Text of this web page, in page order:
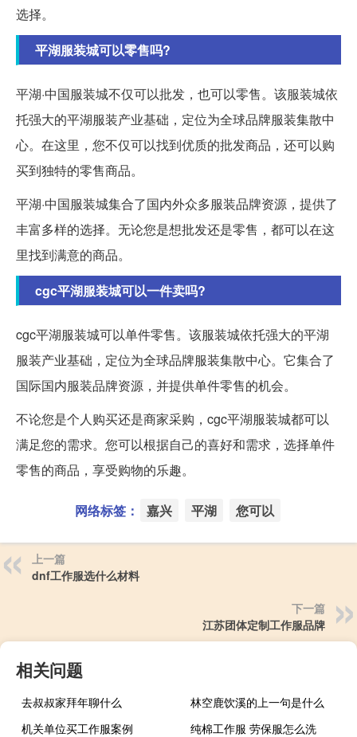
选择。
平湖服装城可以零售吗?
平湖·中国服装城不仅可以批发，也可以零售。该服装城依
托强大的平湖服装产业基础，定位为全球品牌服装集散中
心。在这里，您不仅可以找到优质的批发商品，还可以购
买到独特的零售商品。
平湖·中国服装城集合了国内外众多服装品牌资源，提供了
丰富多样的选择。无论您是想批发还是零售，都可以在这
里找到满意的商品。
cgc平湖服装城可以一件卖吗?
cgc平湖服装城可以单件零售。该服装城依托强大的平湖
服装产业基础，定位为全球品牌服装集散中心。它集合了
国际国内服装品牌资源，并提供单件零售的机会。
不论您是个人购买还是商家采购，cgc平湖服装城都可以
满足您的需求。您可以根据自己的喜好和需求，选择单件
零售的商品，享受购物的乐趣。
网络标签： 嘉兴 平湖 您可以
上一篇
dnf工作服选什么材料
下一篇
江苏团体定制工作服品牌
相关问题
去叔叔家拜年聊什么
林空鹿饮溪的上一句是什么
机关单位买工作服案例
纯棉工作服 劳保服怎么洗